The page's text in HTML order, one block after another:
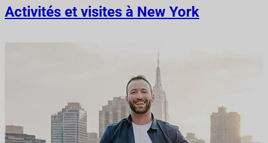
Activités et visites à New York